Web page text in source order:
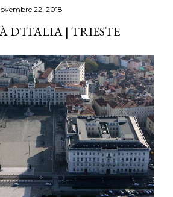
22, 2018
D'ITALIA | TRIESTE